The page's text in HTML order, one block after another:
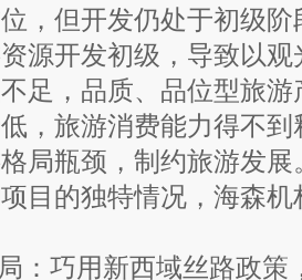
，但开发仍处于初级
源开发初级，导致以
足，品质、品位型旅
，旅游消费能力得不
局瓶颈，制约旅游发展
的独特情况，海森机
巧用新西域丝路政策